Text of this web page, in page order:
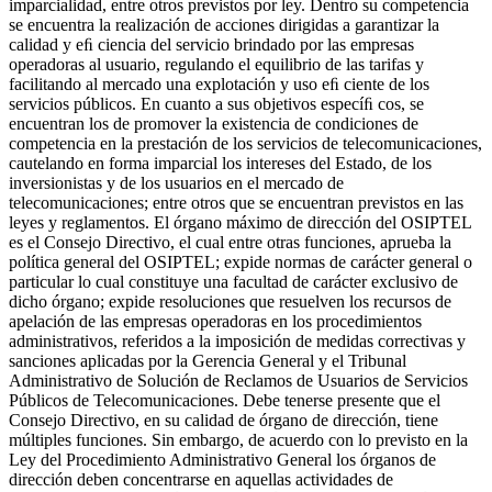
imparcialidad, entre otros previstos por ley. Dentro su competencia
se encuentra la realización de acciones dirigidas a garantizar la
calidad y eﬁ ciencia del servicio brindado por las empresas
operadoras al usuario, regulando el equilibrio de las tarifas y
facilitando al mercado una explotación y uso eﬁ ciente de los
servicios públicos. En cuanto a sus objetivos especíﬁ cos, se
encuentran los de promover la existencia de condiciones de
competencia en la prestación de los servicios de telecomunicaciones,
cautelando en forma imparcial los intereses del Estado, de los
inversionistas y de los usuarios en el mercado de
telecomunicaciones; entre otros que se encuentran previstos en las
leyes y reglamentos. El órgano máximo de dirección del OSIPTEL
es el Consejo Directivo, el cual entre otras funciones, aprueba la
política general del OSIPTEL; expide normas de carácter general o
particular lo cual constituye una facultad de carácter exclusivo de
dicho órgano; expide resoluciones que resuelven los recursos de
apelación de las empresas operadoras en los procedimientos
administrativos, referidos a la imposición de medidas correctivas y
sanciones aplicadas por la Gerencia General y el Tribunal
Administrativo de Solución de Reclamos de Usuarios de Servicios
Públicos de Telecomunicaciones. Debe tenerse presente que el
Consejo Directivo, en su calidad de órgano de dirección, tiene
múltiples funciones. Sin embargo, de acuerdo con lo previsto en la
Ley del Procedimiento Administrativo General los órganos de
dirección deben concentrarse en aquellas actividades de